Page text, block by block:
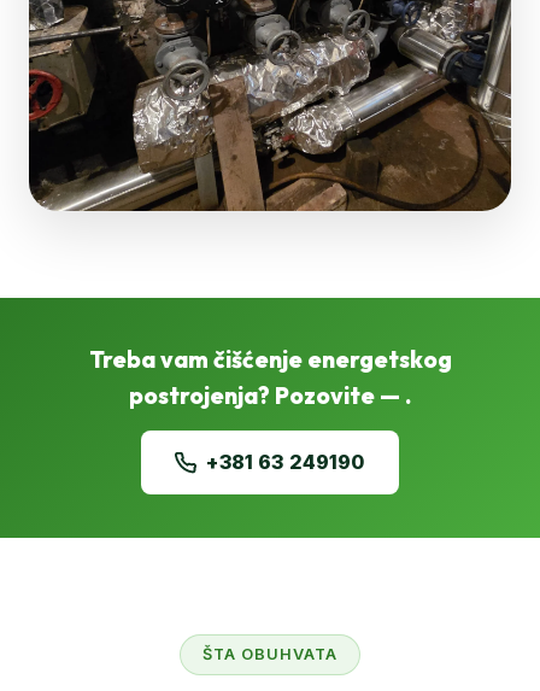
Treba vam čišćenje energetskog
postrojenja? Pozovite — .
+381 63 249190
ŠTA OBUHVATA